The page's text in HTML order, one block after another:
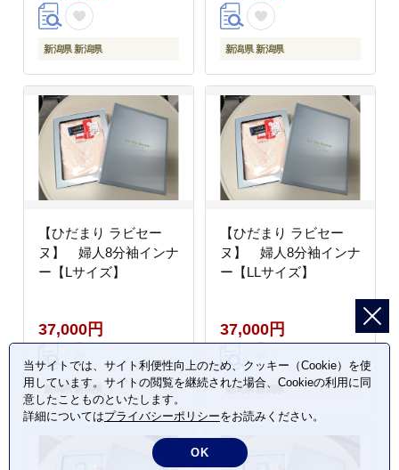
新潟県 新潟県 新潟県 新潟県
【ひだまり ラビセー
ヌ】 婦人8分袖インナ
ー【Lサイズ】
37,000円
新潟県 新潟県
【ひだまり ラビセー
ヌ】 婦人8分袖インナ
ー【LLサイズ】
37,000円
新潟県 新潟県
当サイトでは、サイト利便性向上のため、クッキー（Cookie）を使
用しています。サイトの閲覧を継続された場合、Cookieの利用に同
意したことものといたします。
詳細についてはプライバシーポリシーをお読みください。
OK